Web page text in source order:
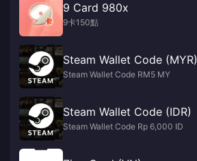
9 Card 980x
9卡150點
Steam Wallet Code (MYR)
Steam Wallet Code RM5 MY
Steam Wallet Code (IDR)
Steam Wallet Code Rp 6,000 ID